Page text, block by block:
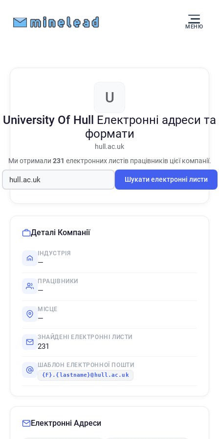
МЕНЮ
U
University Of Hull Електронні адреси та
формати
hull.ac.uk
Ми отримали 231 електронних листів працівників цієї компанії.
Шукати електронні листи
Деталі Компанії
ІНДУСТРІЯ
—
ПРАЦІВНИКИ
—
МІСЦЕ
—
ЗНАЙДЕНІ ЕЛЕКТРОННІ ЛИСТИ
231
ШАБЛОН ЕЛЕКТРОННОЇ ПОШТИ
{F}.{lastname}@hull.ac.uk
Електронні Адреси